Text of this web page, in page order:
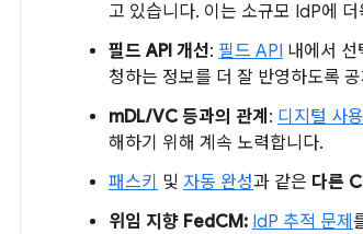
고 있습니다. 이는 소규모 IdP에
필드 API 개선: 필드 API 내에서
청하는 정보를 더 잘 반영하도록
mDL/VC 등과의 관계 : 디지털 사
해하기 위해 계속 노력합니다.
패스키 및 자동 완성과 같은 다른
위임 지향 FedCM: IdP 추적 문제